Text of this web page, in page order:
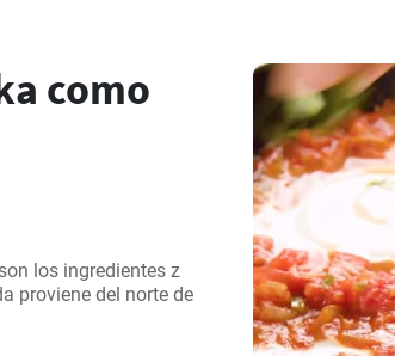
como
los ingredientes z
proviene del norte de